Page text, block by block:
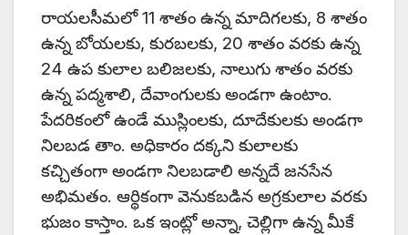
రాయలసీమలో 11 శాతం ఉన్న మాదిగలకు, 8 శాతం
ఉన్న బోయలకు, కురబలకు, 20 శాతం వరకు ఉన్న
24 ఉప కులాల బలిజలకు, నాలుగు శాతం వరకు
ఉన్న పద్మశాలి, దేవాంగులకు అండగా ఉంటాం.
పేదరికంలో ఉండే ముస్లింలకు, దూదేకులకు అండగా
నిలబడ తాం. అధికారం దక్కని కులాలకు
కచ్చితంగా అండగా నిలబడాలి అన్నదే జనసేన
అభిమతం. ఆర్థికంగా వెనుకబడిన అగ్రకులాల వరకు
భుజం కాస్తాం. ఒక ఇంట్లో అన్నా, చెల్లిగా ఉన్న మీకే